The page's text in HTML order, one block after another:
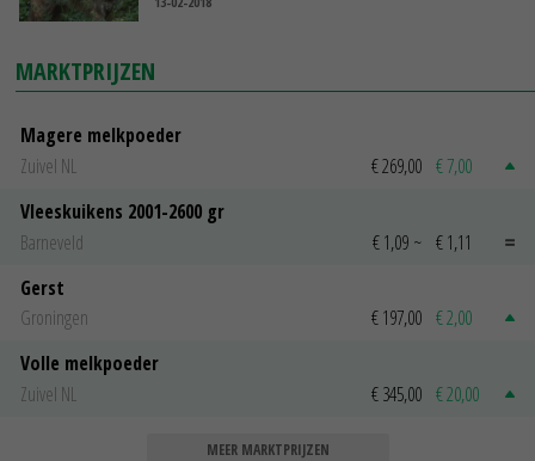
MARKTPRIJZEN
Magere melkpoeder
Zuivel NL
€ 269,00 € 7,00
Vleeskuikens 2001-2600 gr
Barneveld
€ 1,09 ~ € 1,11
Gerst
Groningen
€ 197,00 € 2,00
Volle melkpoeder
Zuivel NL
€ 345,00 € 20,00
MEER MARKTPRIJZEN